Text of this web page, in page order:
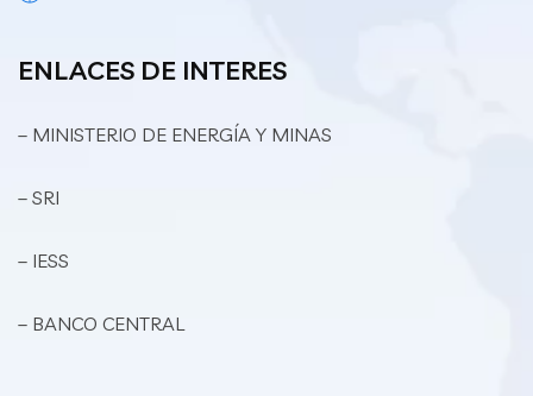
ENLACES DE INTERES
– MINISTERIO DE ENERGÍA Y MINAS
– SRI
– IESS
– BANCO CENTRAL